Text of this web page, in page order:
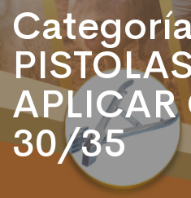
APLICAR
30/35